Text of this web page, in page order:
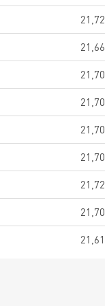
21,72
21,66
21,70
21,70
21,70
21,70
21,72
21,70
21,61